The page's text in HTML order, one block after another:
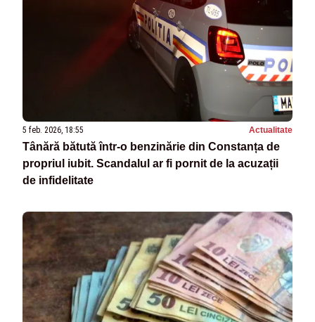
5 feb. 2026, 18:55 Actualitate
Tânără bătută într-o benzinărie din Constanța de
propriul iubit. Scandalul ar fi pornit de la acuzații
de infidelitate